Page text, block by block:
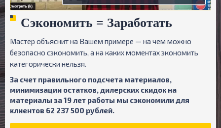
Сэкономить = Заработать
Мастер объяснит на Вашем примере — на чем можно
безопасно сэкономить, а на каких моментах экономить
категорически нельзя.
За счет правильного подсчета материалов,
минимизации остатков, дилерских скидок на
материалы за 19 лет работы мы сэкономили для
клиентов 62 237 500 рублей.